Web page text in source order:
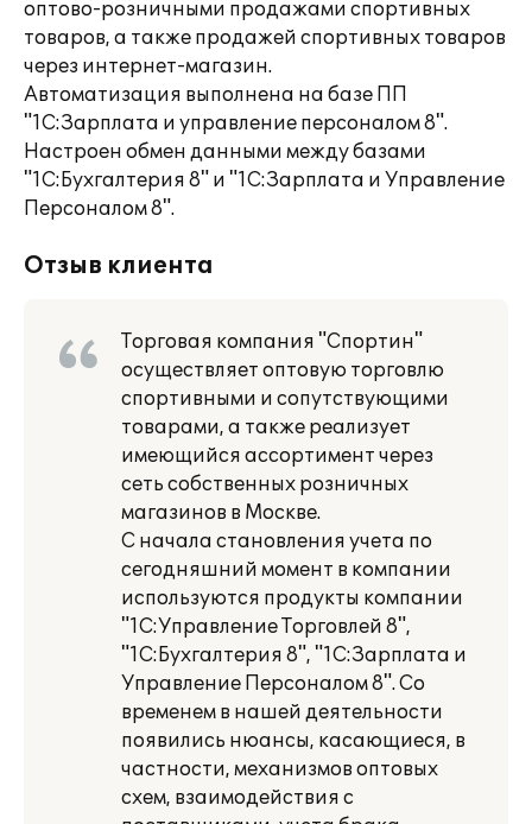
оптово-розничными продажами спортивных
товаров, а также продажей спортивных товаров
через интернет-магазин.
Автоматизация выполнена на базе ПП
"1С:Зарплата и управление персоналом 8".
Настроен обмен данными между базами
"1С:Бухгалтерия 8" и "1С:Зарплата и Управление
Персоналом 8".
Отзыв клиента
Торговая компания "Спортин"
осуществляет оптовую торговлю
спортивными и сопутствующими
товарами, а также реализует
имеющийся ассортимент через
сеть собственных розничных
магазинов в Москве.
С начала становления учета по
сегодняшний момент в компании
используются продукты компании
"1С:Управление Торговлей 8",
"1С:Бухгалтерия 8", "1С:Зарплата и
Управление Персоналом 8". Со
временем в нашей деятельности
появились нюансы, касающиеся, в
частности, механизмов оптовых
схем, взаимодействия с